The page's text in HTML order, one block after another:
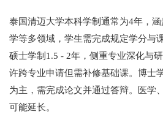
泰国清迈大学本科学制通常为4年，
学等多领域，学生需完成规定学分与
硕士学制1.5 - 2年，侧重专业深化与
许跨专业申请但需补修基础课。博士
为主，需完成论文并通过答辩。医学
可能延长。